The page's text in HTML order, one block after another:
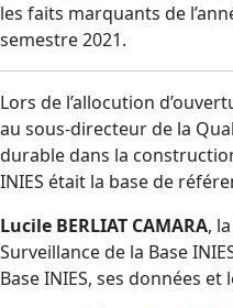
les faits marquants de
semestre 2021.
Lors de l’allocution
au sous-directeur de la
durable dans la
INIES était la base de
Lucile BERLIAT CAMARA,
Surveillance de la Base
Base INIES, ses données et